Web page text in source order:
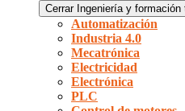
Cerrar Ingeniería y formación
Automatización
Industria 4.0
Mecatrónica
Electricidad
Electrónica
PLC